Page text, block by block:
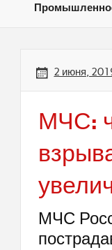
2 июня,
МЧС:
МЧС